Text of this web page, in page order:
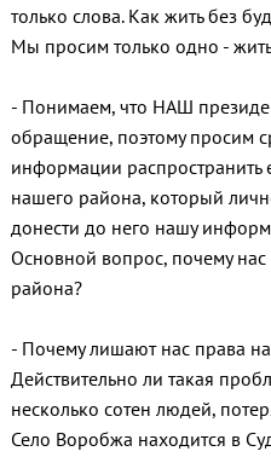
только слова. Как жить без
Мы просим только одно -
- Понимаем, что НАШ
обращение, поэтому просим
информации распространить
нашего района, который
донести до него нашу
Основной вопрос, почему нас
района?
- Почему лишают нас права
Действительно ли такая
несколько сотен людей,
Село Воробжа находится в